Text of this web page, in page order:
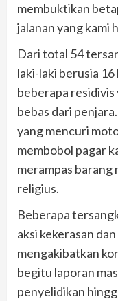
membuktikan
jalanan yang kami
Dari total 54
laki-laki berusia
beberapa residivis
bebas dari
yang mencuri
membobol pagar
merampas barang
religius.
Beberapa
aksi kekerasan
mengakibatkan
begitu laporan
penyelidikan